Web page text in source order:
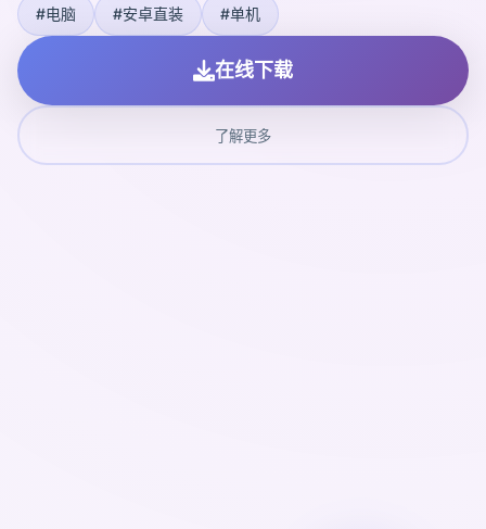
#电脑 #安卓直装 #单机
在线下载
了解更多